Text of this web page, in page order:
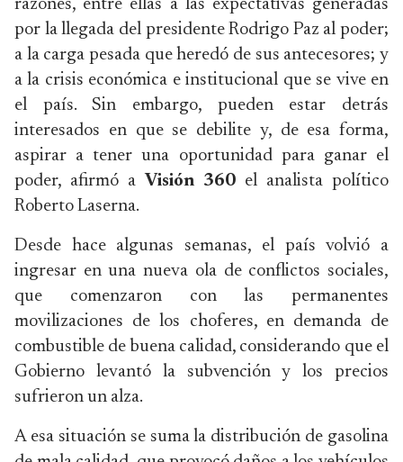
razones, entre ellas a las expectativas generadas
por la llegada del presidente Rodrigo Paz al poder;
a la carga pesada que heredó de sus antecesores; y
a la crisis económica e institucional que se vive en
el país. Sin embargo, pueden estar detrás
interesados en que se debilite y, de esa forma,
aspirar a tener una oportunidad para ganar el
poder, afirmó a Visión 360 el analista político
Roberto Laserna.
Desde hace algunas semanas, el país volvió a
ingresar en una nueva ola de conflictos sociales,
que comenzaron con las permanentes
movilizaciones de los choferes, en demanda de
combustible de buena calidad, considerando que el
Gobierno levantó la subvención y los precios
sufrieron un alza.
A esa situación se suma la distribución de gasolina